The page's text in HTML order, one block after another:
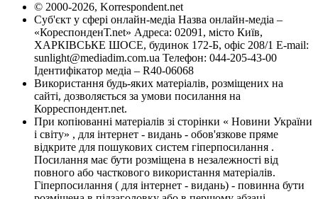
© 2000-2026, Korrespondent.net
Суб'єкт у сфері онлайн-медіа Назва онлайн-медіа –
«КореспонденТ.net» Адреса: 02091, місто Київ,
ХАРКІВСЬКЕ ШОСЕ, будинок 172-Б, офіс 208/1 E-mail:
sunlight@mediadim.com.ua Телефон: 044-205-43-00
Ідентифікатор медіа – R40-06068
Використання будь-яких матеріалів, розміщених на
сайті, дозволяється за умови посилання на
Корреспондент.net.
При копіюванні матеріалів зі сторінки « Новини України
і світу» , для інтернет - видань - обов'язкове пряме
відкрите для пошукових систем гіперпосилання .
Посилання має бути розміщена в незалежності від
повного або часткового використання матеріалів.
Гіперпосилання ( для інтернет - видань) - повинна бути